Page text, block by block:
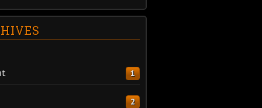
1
2